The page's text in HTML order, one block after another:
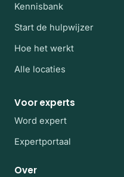
Kennisbank
Start de hulpwijzer
Hoe het werkt
Alle locaties
Voor experts
Word expert
Expertportaal
Over